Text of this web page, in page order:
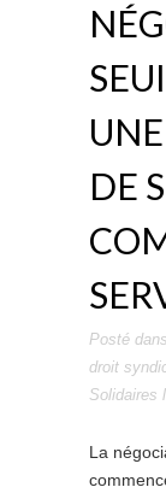
DE
Posté dans
droit
Solidaires
La